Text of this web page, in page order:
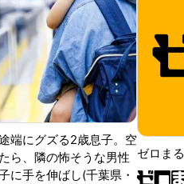
端にグズる2歳息子。空
ら、隣の怖そうな男性
に手を伸ばし(千葉県・
ゼロまる